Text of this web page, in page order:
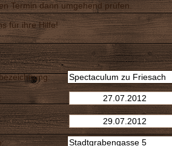
Termin dann umgehend prüfen.
für ihre Hilfe!